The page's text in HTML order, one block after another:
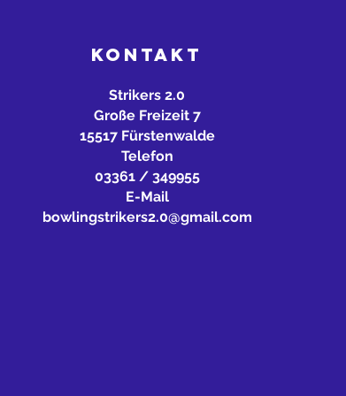
KONTAKT
Strikers 2.0
Große Freizeit 7
15517 Fürstenwalde
Telefon
03361 / 349955
E-Mail
bowlingstrikers2.0@gmail.com